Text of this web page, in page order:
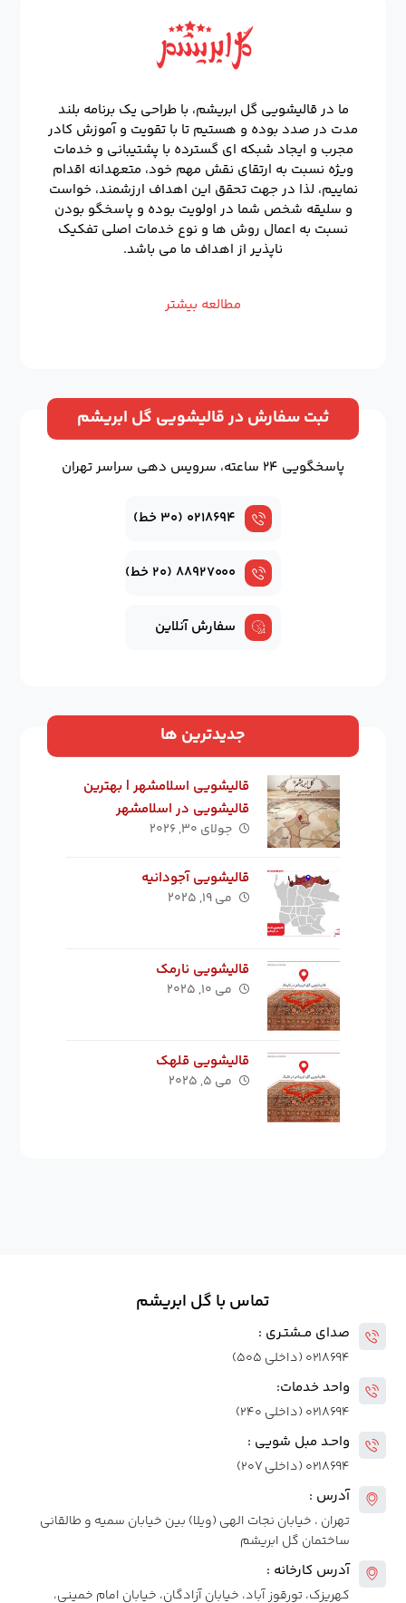
ما در قالیشویی گل ابریشم، با طراحی یک برنامه بلند
مدت در صدد بوده و هستیم تا با تقویت و آموزش کادر
مجرب و ایجاد شبکه ای گسترده با پشتیبانی و خدمات
ویژه نسبت به ارتقای نقش مهم خود، متعهدانه اقدام
نماییم، لذا در جهت تحقق این اهداف ارزشمند، خواست
و سلیقه شخص شما در اولویت بوده و پاسخگو بودن
نسبت به اعمال روش ها و نوع خدمات اصلی تفکیک
ناپذیر از اهداف ما می باشد.
مطالعه بیشتر
ثبت سفارش در قالیشویی گل ابریشم
پاسخگویی ۲۴ ساعته، سرویس دهی سراسر تهران
۰۲۱۸۶۹۴ (۳۰ خط)
۸۸۹۲۷۰۰۰ (۲۰ خط)
سفارش آنلاین
جدیدترین ها
قالیشویی اسلامشهر | بهترین
قالیشویی در اسلامشهر
جولای ۳۰, ۲۰۲۶
قالیشویی آجودانیه
می ۱۹, ۲۰۲۵
قالیشویی نارمک
می ۱۰, ۲۰۲۵
قالیشویی قلهک
می ۵, ۲۰۲۵
تماس با گل ابریشم
صدای مــشتـری :
۰۲۱۸۶۹۴ (داخلی ۵۰۵)
واحد خدمات:
۰۲۱۸۶۹۴ (داخلی ۲۴۰)
واحـد مبل شویی :
۰۲۱۸۶۹۴ (داخلی ۲۰۷)
آدرس :
تهران ، خیابان نجات الهی (ویلا) بین خیابان سمیه و طالقانی
ساختمان گل ابریشم
آدرس کارخانه :
کهریزک، تورقوز آباد، خیابان آزادگان، خیابان امام خمینی،